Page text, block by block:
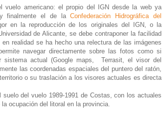
americano: el propio del IGN desde la web ya
y finalmente el de laConfederación Hidrográfica del
en la reproducción de los originales del IGN, o la
de Alicante, se debe contraponer la facilidad
realidad se ha hecho una relectura de las imágenes
navegar directamente sobre las fotos como si
sistema actual (Google maps, Terrasit, el visor del
las coordenadas espaciales del puntero del ratón,
o su traslación a los visores actuales es directa
del vuelo 1989-1991 de Costas, con los actuales
ocupación del litoral en la provincia.